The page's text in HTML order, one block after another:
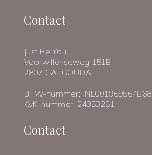
Contact
Just Be You
Voorwillenseweg 151B
2807 CA GOUDA
BTW-nummer: NL001969564B68
KvK-nummer: 24353251
Contact